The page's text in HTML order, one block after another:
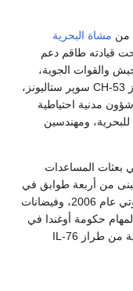
مشاة البحرية
قيادته طاقم دعم
والقوات الجوية،
ومفرزة مروحية تابعة للبحرية أربعة من طراز CH-53 سوپر ستاليونز،
مدنية احتياطية
ومهندسين
بعثات المساعدات
مبنى من أربعة طوابق في
كينيا عام 2006، وانقلاب عبارة ركاب في جيبوتي عام 2006، وفيضانات
أفراد قوة المهام حكومة أوغندا في
تحديد مكان واستعادة حطام طائرة نقل روسية من طراز IL-76